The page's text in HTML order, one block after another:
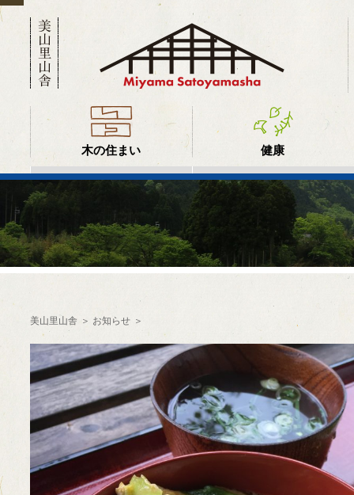
木の住まい 健康
伝統建築 モバイルハウス
MIYAMA森の湯治
カフェ美山里山舎 ピコ水力発電 美山移住 国際
極小規模木質資源
フル活用
簡易製材機 ウッド
マイザー
ウッドチッパー 薪
薪ストーブ 薪ボイラー 煙突 里山
美山里山舎 お知らせ